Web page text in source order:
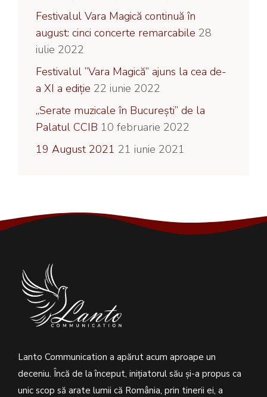
Festivalul Vara Magică continuă în
august: cinci concerte remarcabile 28
iulie 2022
Festivalul ”Vara Magică” ajuns la cea de-
a XI a ediție 22 iunie 2022
„Serate muzicale în București” de la
Palatul CCIB 10 februarie 2022
19 August 2021 21 iunie 2021
Lanto Communication a apărut acum aproape un
deceniu. Încă de la început, inițiatorul său şi-a propus ca
unic scop să arate lumii că România, prin tinerii ei, a